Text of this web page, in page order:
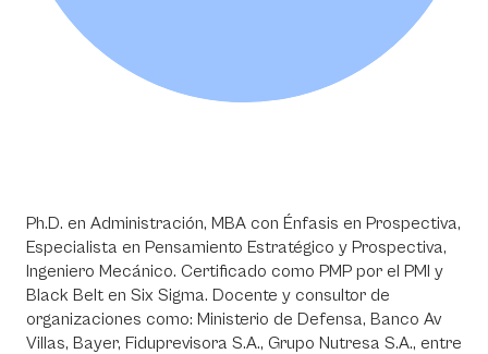
Ph.D. en Administración, MBA con Énfasis en Prospectiva,
Especialista en Pensamiento Estratégico y Prospectiva,
Ingeniero Mecánico. Certificado como PMP por el PMI y
Black Belt en Six Sigma. Docente y consultor de
organizaciones como: Ministerio de Defensa, Banco Av
Villas, Bayer, Fiduprevisora S.A., Grupo Nutresa S.A., entre